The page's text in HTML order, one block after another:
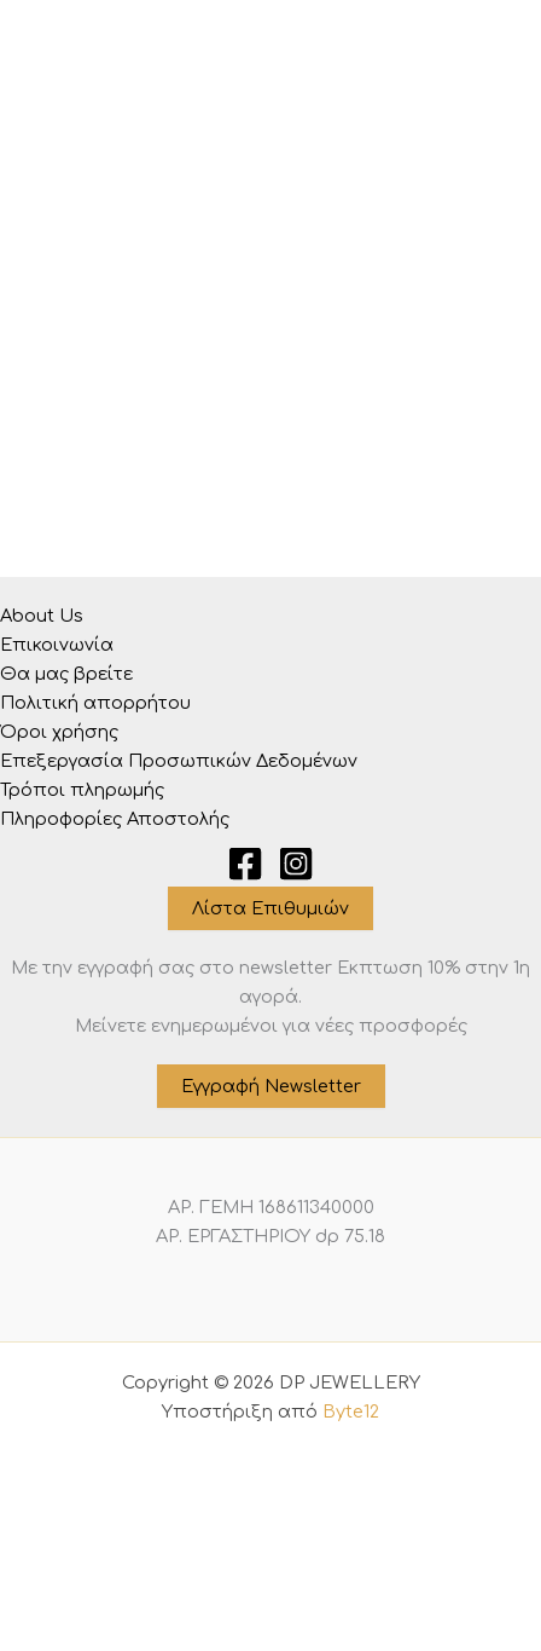
About Us
Επικοινωνία
Θα μας βρείτε
Πολιτική απορρήτου
Όροι χρήσης
Επεξεργασία Προσωπικών Δεδομένων
Τρόποι πληρωμής
Πληροφορίες Αποστολής
Λίστα Επιθυμιών
Με την εγγραφή σας στο newsletter Eκπτωση 10% στην 1η
αγορά.
Μείνετε ενημερωμένοι για νέες προσφορές
Εγγραφή Newsletter
ΑΡ. ΓΕΜΗ 168611340000
ΑΡ. ΕΡΓΑΣΤΗΡΙΟΥ dp 75.18
Copyright © 2026 DP JEWELLERY
Υποστήριξη από Byte12